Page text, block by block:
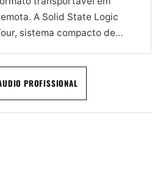
A Solid State Logic
sistema compacto de
PROFISSIONAL